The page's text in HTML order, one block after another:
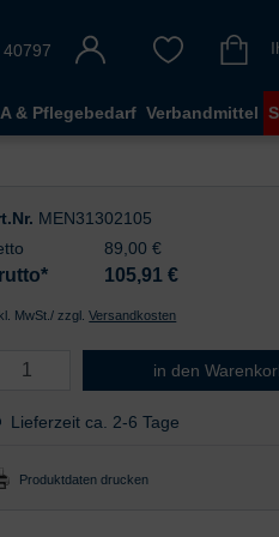
& Pflegebedarf Verbandmittel
MEN31302105
89,00 €
105,91 €
MwSt./ zzgl.Versandkosten
Cardio E3 Akku
in den
Lieferzeit ca. 2-6 Tage
Produktdaten drucken